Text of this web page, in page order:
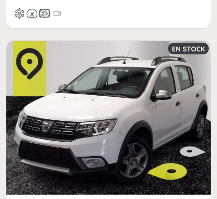
EN STOCK